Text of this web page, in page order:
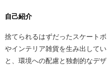
自己紹介
捨てられるはずだったスケート
やインテリア雑貨を生み出して
と、環境への配慮と独創的なデ